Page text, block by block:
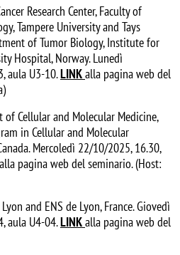
Research Center, Faculty of
Tampere University and Tays
of Tumor Biology, Institute for
Hospital, Norway. Lunedì
aula U3-10.LINKalla pagina web del
of Cellular and Molecular Medicine,
in Cellular and Molecular
Mercoledì 22/10/2025, 16.30,
alla pagina web del seminario. (Host:
and ENS de Lyon, France. Giovedì
aula U4-04.LINKalla pagina web del